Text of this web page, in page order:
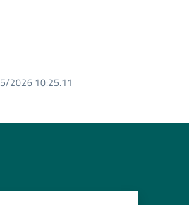
2026 10:25.11